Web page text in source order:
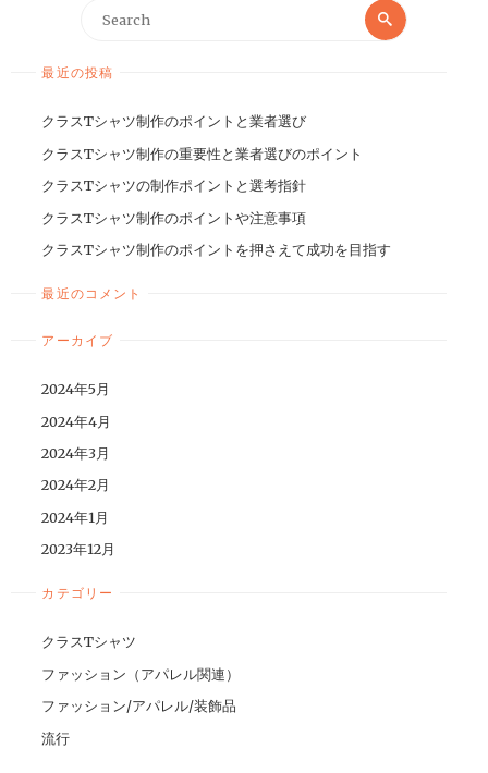
最近の投稿
クラスTシャツ制作のポイントと業者選び
クラスTシャツ制作の重要性と業者選びのポイント
クラスTシャツの制作ポイントと選考指針
クラスTシャツ制作のポイントや注意事項
クラスTシャツ制作のポイントを押さえて成功を目指す
最近のコメント
アーカイブ
2024年5月
2024年4月
2024年3月
2024年2月
2024年1月
2023年12月
カテゴリー
クラスTシャツ
ファッション（アパレル関連）
ファッション/アパレル/装飾品
流行